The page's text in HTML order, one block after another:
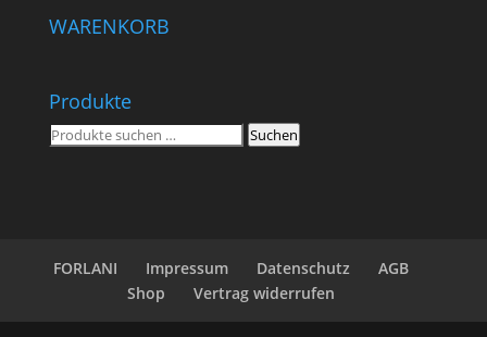
WARENKORB
Produkte
Suchen
Suchen
FORLANI Impressum Datenschutz
AGB
Shop
Vertrag widerrufen